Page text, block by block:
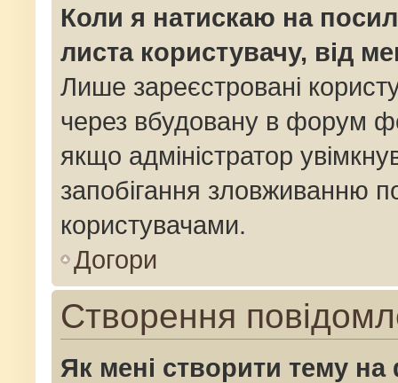
Коли я натискаю на
листа користувачу, від
Лише зареєстровані
через вбудовану в форум
якщо адміністратор
запобігання зловживанню
користувачами.
Догори
Створення
Як мені створити тему